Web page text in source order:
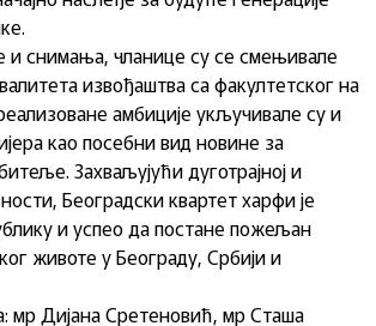
и снимања, чланице су се смењивале
извођаштва са факултетског на
амбиције укључивале су и
као посебни вид новине за
Захваљујући дуготрајној и
Београдски квартет харфи је
и успео да постане пожељан
животе у Београду, Србији и
мр Дијана Сретеновић, мр Сташа